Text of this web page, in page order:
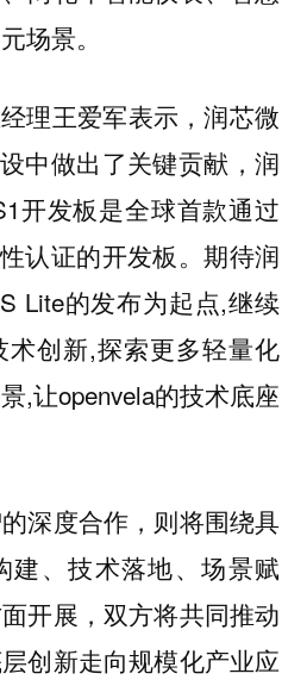
场景。
理王爱军表示，润芯微
中做出了关键贡献，润
开发板是全球首款通过
认证的开发板。期待润
Lite的发布为起点,继续
创新,探索更多轻量化
,让openvela的技术底座
深度合作，则将围绕具
建、技术落地、场景赋
开展，双方将共同推动
创新走向规模化产业应